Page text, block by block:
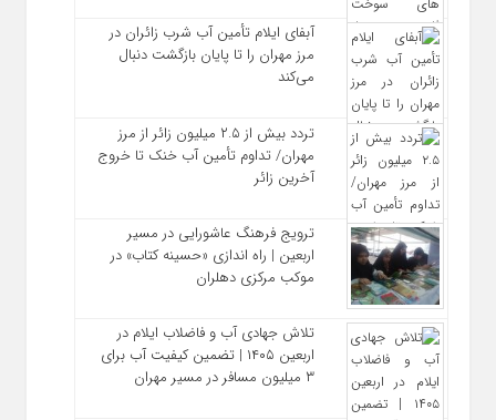
آبفای ایلام تأمین آب شرب زائران در
مرز مهران را تا پایان بازگشت دنبال
می‌کند
تردد بیش از ۲.۵ میلیون زائر از مرز
مهران/ تداوم تأمین آب خنک تا خروج
آخرین زائر
ترویج فرهنگ عاشورایی در مسیر
اربعین | راه‌ اندازی «حسینه کتاب» در
موکب مرکزی دهلران
تلاش جهادی آب و فاضلاب ایلام در
اربعین ۱۴۰۵ | تضمین کیفیت آب برای
۳ میلیون مسافر در مسیر مهران